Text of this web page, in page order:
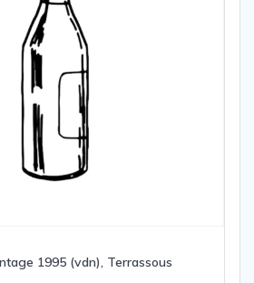
1995 (vdn), Terrassous